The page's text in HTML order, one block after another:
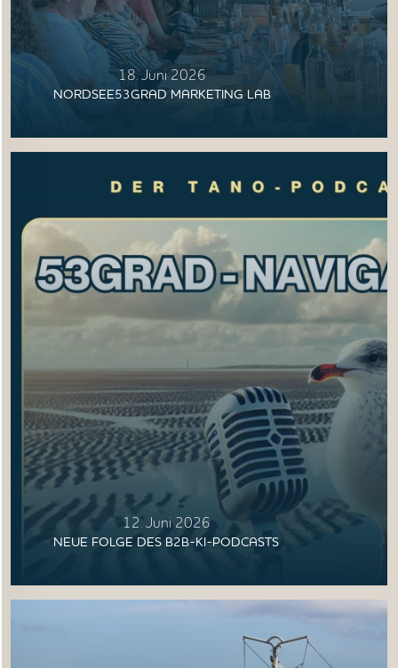
18. Juni 2026
NORDSEE53GRAD MARKETING LAB
12. Juni 2026
NEUE FOLGE DES B2B-KI-PODCASTS